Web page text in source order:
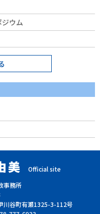
ウム
美
Official site
事務所
川谷町有瀬1325-3-112号